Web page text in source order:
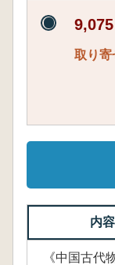
取り寄
内容
《中国古